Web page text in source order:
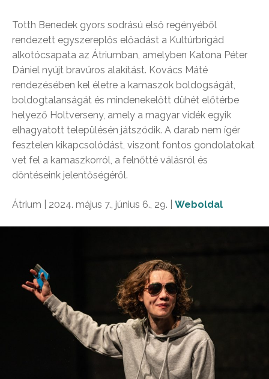
Totth Benedek gyors sodrású első regényéből
rendezett egyszereplős előadást a Kultúrbrigád
alkotócsapata az Átriumban, amelyben Katona Péter
Dániel nyújt bravúros alakítást. Kovács Máté
rendezésében kel életre a kamaszok boldogságát,
boldogtalanságát és mindenekelőtt dühét előtérbe
helyező Holtverseny, amely a magyar vidék egyik
elhagyatott településén játszódik. A darab nem ígér
fesztelen kikapcsolódást, viszont fontos gondolatokat
vet fel a kamaszkorról, a felnőtté válásról és
döntéseink jelentőségéről.
Átrium | 2024. május 7., június 6., 29. | Weboldal